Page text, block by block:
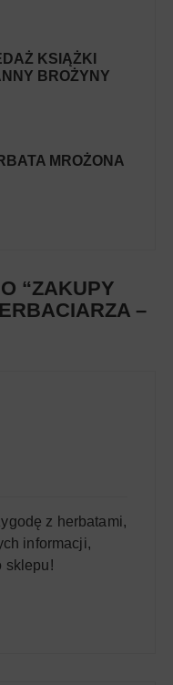
KSIĄŻKI
BROŻYNY
MROŻONA
“ZAKUPY
–
z herbatami,
informacji,
sklepu!